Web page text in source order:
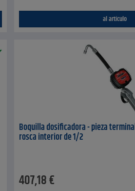
al artículo
Boquilla dosificadora - pieza
rosca interior de 1/2
407,18€